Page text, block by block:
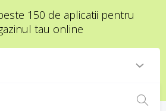
150 de aplicatii pentru
tau online